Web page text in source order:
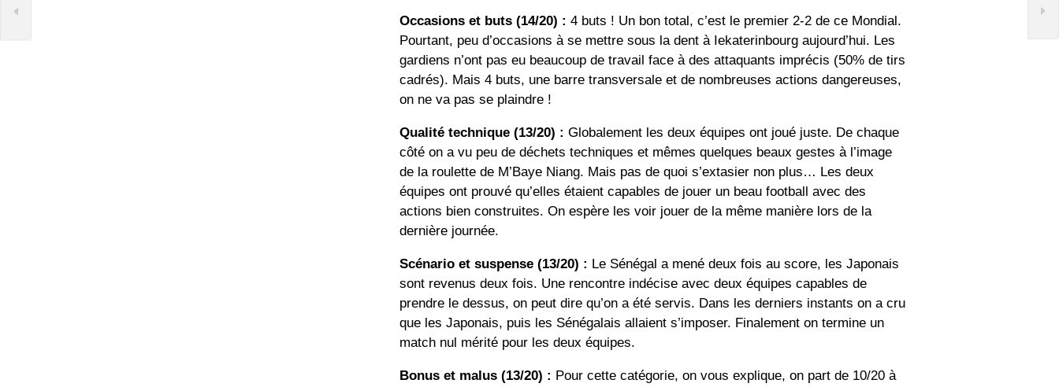
Occasions et buts (14/20) : 4 buts ! Un bon total, c’est le premier 2-2 de ce Mondial.
Pourtant, peu d’occasions à se mettre sous la dent à Iekaterinbourg aujourd’hui. Les
gardiens n’ont pas eu beaucoup de travail face à des attaquants imprécis (50% de tirs
cadrés). Mais 4 buts, une barre transversale et de nombreuses actions dangereuses,
on ne va pas se plaindre !
Qualité technique (13/20) : Globalement les deux équipes ont joué juste. De chaque
côté on a vu peu de déchets techniques et mêmes quelques beaux gestes à l’image
de la roulette de M’Baye Niang. Mais pas de quoi s’extasier non plus… Les deux
équipes ont prouvé qu’elles étaient capables de jouer un beau football avec des
actions bien construites. On espère les voir jouer de la même manière lors de la
dernière journée.
Scénario et suspense (13/20) : Le Sénégal a mené deux fois au score, les Japonais
sont revenus deux fois. Une rencontre indécise avec deux équipes capables de
prendre le dessus, on peut dire qu’on a été servis. Dans les derniers instants on a cru
que les Japonais, puis les Sénégalais allaient s’imposer. Finalement on termine un
match nul mérité pour les deux équipes.
Bonus et malus (13/20) : Pour cette catégorie, on vous explique, on part de 10/20 à